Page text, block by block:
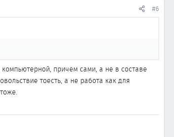
#6
причем сами, а не в составе
тоесть, а не работа как для